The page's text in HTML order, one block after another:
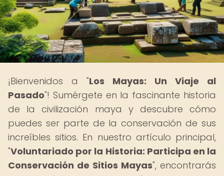
¡Bienvenidos a "Los Mayas: Un Viaje al
Pasado"! Sumérgete en la fascinante historia
de la civilización maya y descubre cómo
puedes ser parte de la conservación de sus
increíbles sitios. En nuestro artículo principal,
"Voluntariado por la Historia: Participa en la
Conservación de Sitios Mayas", encontrarás